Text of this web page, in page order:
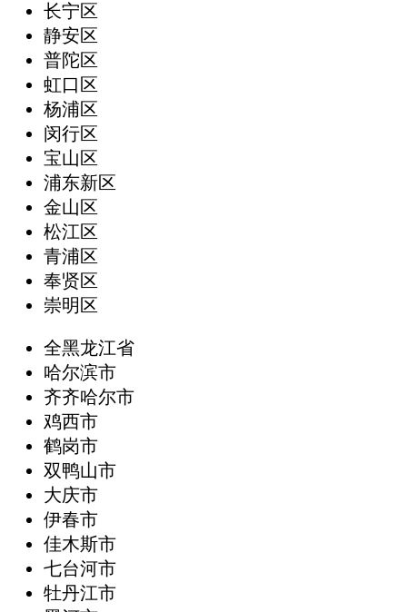
长宁区
静安区
普陀区
虹口区
杨浦区
闵行区
宝山区
浦东新区
金山区
松江区
青浦区
奉贤区
崇明区
全黑龙江省
哈尔滨市
齐齐哈尔市
鸡西市
鹤岗市
双鸭山市
大庆市
伊春市
佳木斯市
七台河市
牡丹江市